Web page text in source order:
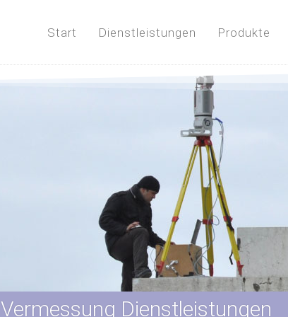
Start Dienstleistungen Produkte
Vermessung Dienstleistungen